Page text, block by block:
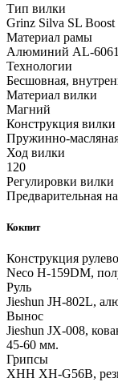
Тип вилки
Grinz Silva SL Boost
Материал рамы
Алюминий AL-
Технологии
Бесшовная,
Материал вилки
Магний
Конструкция вилки
Пружинно-
Ход вилки
120
Регулировки вилки
Предварительная
Кокпит
Конструкция
Neco H-159DM,
Руль
Jieshun JH-802L,
Вынос
Jieshun JX-008,
45-60 мм.
Грипсы
XHH XH-G56B,